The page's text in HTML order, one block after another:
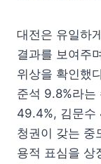
대전은 유일하
결과를 보여주
위상을 확인했
준석 9.8%라는
49.4%, 김문수
청권이 갖는 중
용적 표심을 상